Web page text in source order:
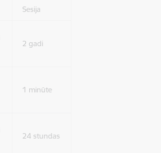
Sesija
2 gadi
1 minūte
24 stundas